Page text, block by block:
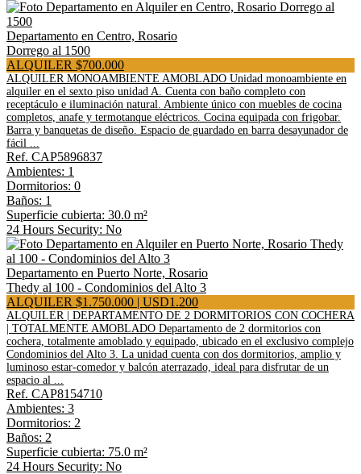
Departamento en Centro, Rosario
Dorrego al 1500
ALQUILER $700.000
ALQUILER MONOAMBIENTE AMOBLADO Unidad monoambiente en
alquiler en el sexto piso unidad A. Cuenta con baño completo con
receptáculo e iluminación natural. Ambiente único con muebles de cocina
completos, anafe y termotanque eléctricos. Cocina equipada con frigobar.
Barra y banquetas de diseño. Espacio de guardado en barra desayunador de
fácil ...
Ref. CAP5896837
Ambientes: 1
Dormitorios: 0
Baños: 1
Superficie cubierta: 30.0 m²
24 Hours Security: No
Departamento en Puerto Norte, Rosario
Thedy al 100 - Condominios del Alto 3
ALQUILER $1.750.000 | USD1.200
ALQUILER | DEPARTAMENTO DE 2 DORMITORIOS CON COCHERA
| TOTALMENTE AMOBLADO Departamento de 2 dormitorios con
cochera, totalmente amoblado y equipado, ubicado en el exclusivo complejo
Condominios del Alto 3. La unidad cuenta con dos dormitorios, amplio y
luminoso estar-comedor y balcón aterrazado, ideal para disfrutar de un
espacio al ...
Ref. CAP8154710
Ambientes: 3
Dormitorios: 2
Baños: 2
Superficie cubierta: 75.0 m²
24 Hours Security: No